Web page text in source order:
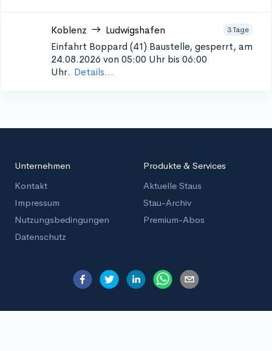
Koblenz Ludwigshafen 3 Tage
Einfahrt Boppard (41) Baustelle, gesperrt, am
24.08.2026 von 05:00 Uhr bis 06:00
Uhr. Details...
Unternehmen
Kontakt
Impressum
Nutzungsbedingungen
Datenschutz
Produkte & Services
Aktuelle Staus
Stau-Archiv
Premium-Abos